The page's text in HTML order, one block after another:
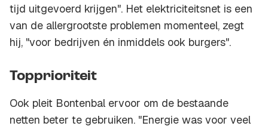
tijd uitgevoerd krijgen". Het elektriciteitsnet is een
van de allergrootste problemen momenteel, zegt
hij, "voor bedrijven én inmiddels ook burgers".
Topprioriteit
Ook pleit Bontenbal ervoor om de bestaande
netten beter te gebruiken. "Energie was voor veel